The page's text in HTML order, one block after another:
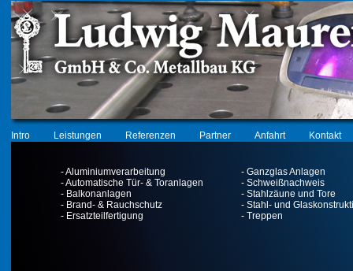
Intro Leistungen Referenzen Partner Anfahrt Kontakt
- Aluminiumverarbeitung
- Ganzglas Anlagen
- Automatische Tür- & Toranlagen
- Schweißnachweis
- Balkonanlagen
- Stahlzäune und Tore
- Brand- & Rauchschutz
- Stahl- und
- Ersatzteilfertigung
- Treppen